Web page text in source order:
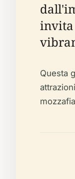
invita
Questa